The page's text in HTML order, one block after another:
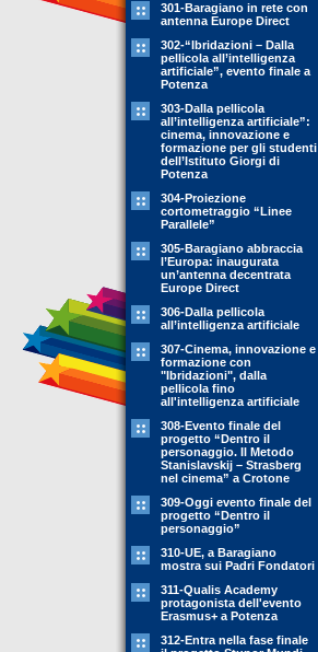
301-Baragiano in rete con
antenna Europe Direct
302-“Ibridazioni – Dalla
pellicola all’intelligenza
artificiale”, evento finale a
Potenza
303-Dalla pellicola
all’intelligenza artificiale”:
cinema, innovazione e
formazione per gli studenti
dell’Istituto Giorgi di
Potenza
304-Proiezione
cortometraggio “Linee
Parallele”
305-Baragiano abbraccia
l’Europa: inaugurata
un’antenna decentrata
Europe Direct
306-Dalla pellicola
all’intelligenza artificiale
307-Cinema, innovazione e
formazione con
"Ibridazioni", dalla
pellicola fino
all'intelligenza artificiale
308-Evento finale del
progetto “Dentro il
personaggio. Il Metodo
Stanislavskij – Strasberg
nel cinema” a Crotone
309-Oggi evento finale del
progetto “Dentro il
personaggio”
310-UE, a Baragiano
mostra sui Padri Fondatori
311-Qualis Academy
protagonista dell'evento
Erasmus+ a Potenza
312-Entra nella fase finale